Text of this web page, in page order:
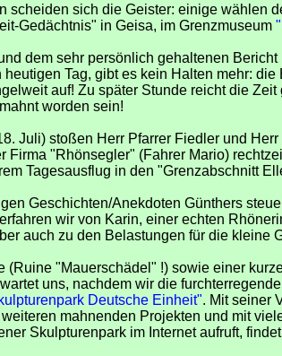
scheiden sich die Geister: einige wählen
Gedächtnis" in Geisa, im Grenzmuseum
dem sehr persönlich gehaltenen
Tag, gibt es kein Halten mehr:
auf! Zu später Stunde reicht die
worden sein!
Juli) stoßen Herr Pfarrer Fiedler und
Firma "Rhönsegler" (Fahrer Mario)
Tagesausflug in den "Grenzabschnitt
Geschichten/Anekdoten Günthers
wir von Karin, einer echten
auch zu den Belastungen für die kleine
(Ruine "Mauerschädel" !) sowie einer
uns, nachdem wir die
Deutsche Einheit". Mit seiner
mahnenden Projekten und mit
Skulpturenpark im Internet aufruft,